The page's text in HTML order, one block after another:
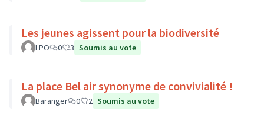
Les jeunes agissent pour la biodiversité
LPO 0 3 Soumis au vote
La place Bel air synonyme de convivialité !
Baranger 0 2 Soumis au vote